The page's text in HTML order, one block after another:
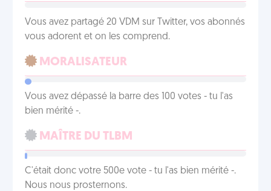
Vous avez partagé 20 VDM sur Twitter, vos abonnés
vous adorent et on les comprend.
MORALISATEUR
Vous avez dépassé la barre des 100 votes - tu l'as
bien mérité -.
MAÎTRE DU TLBM
C'était donc votre 500e vote - tu l'as bien mérité -.
Nous nous prosternons.